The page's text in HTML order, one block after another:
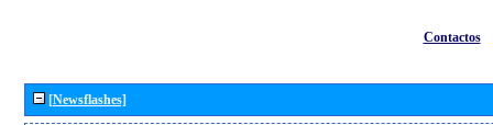
Contactos
[Newsflashes]